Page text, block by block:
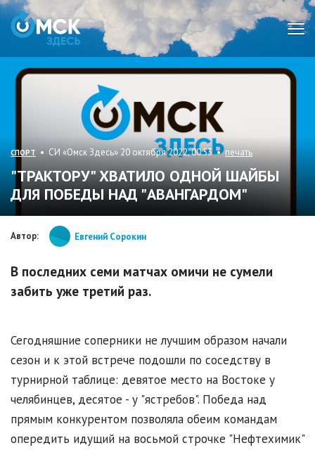
СПОРТ • СИ «Омск Здесь» 20 октября 2022, 00:53 •печать
"ТРАКТОРУ" ХВАТИЛО ОДНОЙ ШАЙБЫ
ДЛЯ ПОБЕДЫ НАД "АВАНГАРДОМ"
Автор: Евгений Сорокин
В последних семи матчах омичи не сумели
забить уже третий раз.
Сегодняшние соперники не лучшим образом начали
сезон и к этой встрече подошли по соседству в
турнирной таблице: девятое место на Востоке у
челябинцев, десятое - у "ястребов". Победа над
прямым конкурентом позволяла обеим командам
опередить идущий на восьмой строчке "Нефтехимик"